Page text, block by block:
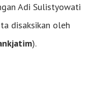
Adi Sulistyowati
disaksikan oleh
).